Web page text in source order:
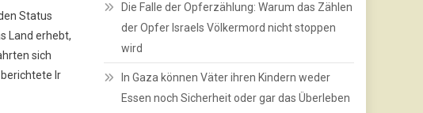
Status
Land erhebt,
sich
Ir
Die Falle der Opferzählung: Warum das Zählen
der Opfer Israels Völkermord nicht stoppen
wird
In Gaza können Väter ihren Kindern weder
Essen noch Sicherheit oder gar das Überleben